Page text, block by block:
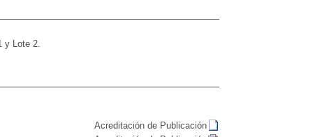
y Lote 2.
Acreditación de Publicación